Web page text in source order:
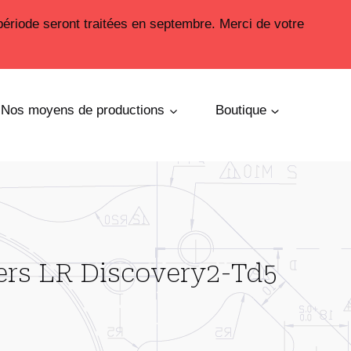
seront traitées en septembre. Merci de votre
Nos moyens de productions Boutique
LR Discovery2-Td5